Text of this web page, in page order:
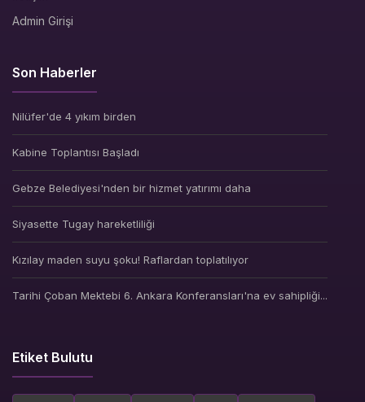
Admin Girişi
Son Haberler
Nilüfer'de 4 yıkım birden
Kabine Toplantısı Başladı
Gebze Belediyesi'nden bir hizmet yatırımı daha
Siyasette Tugay hareketliliği
Kızılay maden suyu şoku! Raflardan toplatılıyor
Tarihi Çoban Mektebi 6. Ankara Konferansları'na ev sahipliği...
Etiket Bulutu